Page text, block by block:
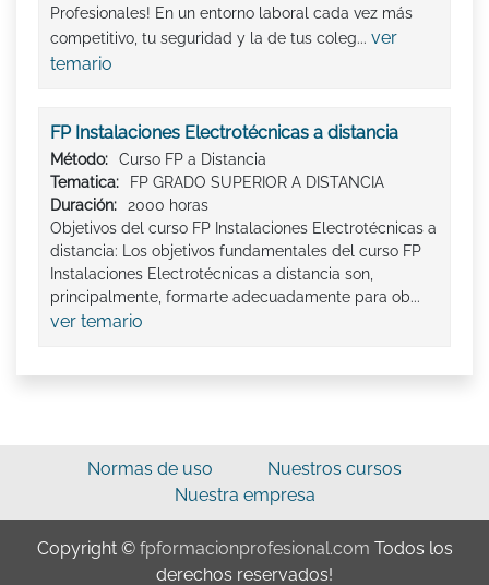
Profesionales! En un entorno laboral cada vez más
competitivo, tu seguridad y la de tus coleg... ver
temario
FP Instalaciones Electrotécnicas a distancia
Método:
Curso FP a Distancia
Tematica:
FP GRADO SUPERIOR A DISTANCIA
Duración:
2000 horas
Objetivos del curso FP Instalaciones Electrotécnicas a
distancia: Los objetivos fundamentales del curso FP
Instalaciones Electrotécnicas a distancia son,
principalmente, formarte adecuadamente para ob...
ver temario
Normas de uso
Nuestros cursos
Nuestra empresa
Copyright © fpformacionprofesional.com Todos los
derechos reservados!